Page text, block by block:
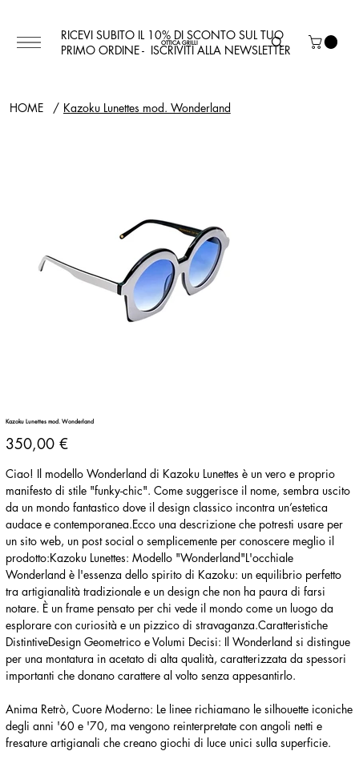
RICEVI SUBITO IL 10% DI SCONTO SUL TUO
PRIMO ORDINE - ISCRIVITI ALLA NEWSLETTER
OTTICA GRILLI
HOME / Kazoku Lunettes mod. Wonderland
Kazoku Lunettes mod. Wonderland
Prezzo
350,00 €
Ciao! Il modello Wonderland di Kazoku Lunettes è un vero e proprio
manifesto di stile "funky-chic". Come suggerisce il nome, sembra uscito
da un mondo fantastico dove il design classico incontra un’estetica
audace e contemporanea.Ecco una descrizione che potresti usare per
un sito web, un post social o semplicemente per conoscere meglio il
prodotto:Kazoku Lunettes: Modello "Wonderland"L'occhiale
Wonderland è l'essenza dello spirito di Kazoku: un equilibrio perfetto
tra artigianalità tradizionale e un design che non ha paura di farsi
notare. È un frame pensato per chi vede il mondo come un luogo da
esplorare con curiosità e un pizzico di stravaganza.Caratteristiche
DistintiveDesign Geometrico e Volumi Decisi: Il Wonderland si distingue
per una montatura in acetato di alta qualità, caratterizzata da spessori
importanti che donano carattere al volto senza appesantirlo.
Anima Retrò, Cuore Moderno: Le linee richiamano le silhouette iconiche
degli anni '60 e '70, ma vengono reinterpretate con angoli netti e
fresature artigianali che creano giochi di luce unici sulla superficie.